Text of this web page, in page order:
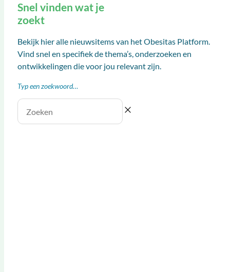
Snel vinden wat je
zoekt
Bekijk hier alle nieuwsitems van het Obesitas Platform.
Vind snel en specifiek de thema’s, onderzoeken en
ontwikkelingen die voor jou relevant zijn.
Typ een zoekwoord…